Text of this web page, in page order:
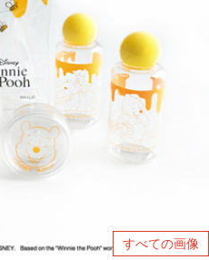
すべての画像